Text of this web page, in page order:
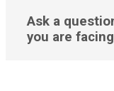
Ask a
you are